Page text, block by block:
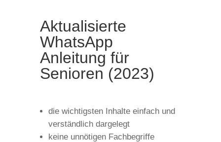
Aktualisierte
WhatsApp
Anleitung für
Senioren (2023)
die wichtigsten Inhalte einfach und
verständlich dargelegt
keine unnötigen Fachbegriffe